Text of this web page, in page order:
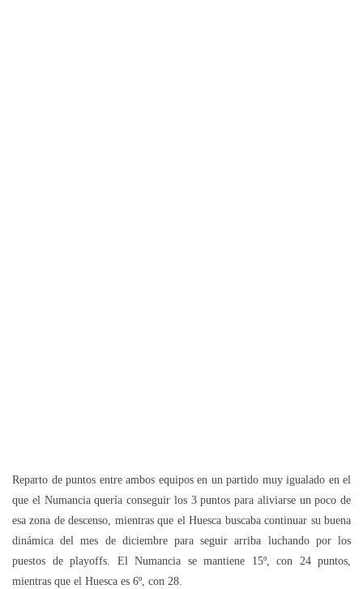
Reparto de puntos entre ambos equipos en un partido muy igualado en el
que el Numancia quería conseguir los 3 puntos para aliviarse un poco de
esa zona de descenso, mientras que el Huesca buscaba continuar su buena
dinámica del mes de diciembre para seguir arriba luchando por los
puestos de playoffs. El Numancia se mantiene 15º, con 24 puntos,
mientras que el Huesca es 6º, con 28.